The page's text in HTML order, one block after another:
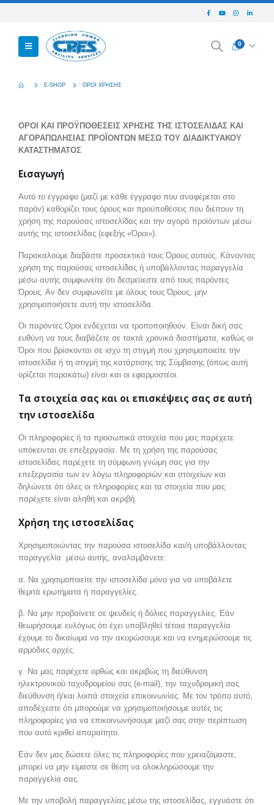
0
E-SHOP ΌΡΟΙ ΧΡΉΣΗΣ
ΟΡΟΙ ΚΑΙ ΠΡΟΫΠΟΘΕΣΕΙΣ ΧΡΗΣΗΣ ΤΗΣ ΙΣΤΟΣΕΛΙΔΑΣ ΚΑΙ
ΑΓΟΡΑΠΩΛΗΣΙΑΣ ΠΡΟΪΟΝΤΩΝ ΜΕΣΩ ΤΟΥ ΔΙΑΔΙΚΤΥΑΚΟΥ
ΚΑΤΑΣΤΗΜΑΤΟΣ
Εισαγωγή
Αυτό το έγγραφο (μαζί με κάθε έγγραφο που αναφέρεται στο
παρόν) καθορίζει τους όρους και προϋποθέσεις που διέπουν τη
χρήση της παρούσας ιστοσελίδας και την αγορά προϊόντων μέσω
αυτής της ιστοσελίδας (εφεξής «Όροι»).
Παρακαλούμε διαβάστε προσεκτικά τους Όρους αυτούς. Κάνοντας
χρήση της παρούσας ιστοσελίδας ή υποβάλλοντας παραγγελία
μέσω αυτής συμφωνείτε ότι δεσμεύεστε από τους παρόντες
Όρους. Αν δεν συμφωνείτε με όλους τους Όρους, μην
χρησιμοποιήσετε αυτή την ιστοσελίδα.
Οι παρόντες Όροι ενδέχεται να τροποποιηθούν. Είναι δική σας
ευθύνη να τους διαβάζετε σε τακτά χρονικά διαστήματα, καθώς οι
Όροι που βρίσκονται σε ισχύ τη στιγμή που χρησιμοποιείτε την
ιστοσελίδα ή τη στιγμή της κατάρτισης της Σύμβασης (όπως αυτή
ορίζεται παρακάτω) είναι και οι εφαρμοστέοι.
Τα στοιχεία σας και οι επισκέψεις σας σε αυτή
την ιστοσελίδα
Οι πληροφορίες ή τα προσωπικά στοιχεία που μας παρέχετε
υπόκεινται σε επεξεργασία. Με τη χρήση της παρούσας
ιστοσελίδας παρέχετε τη σύμφωνη γνώμη σας για την
επεξεργασία των εν λόγω πληροφοριών και στοιχείων και
δηλώνετε ότι όλες οι πληροφορίες και τα στοιχεία που μας
παρέχετε είναι αληθή και ακριβή.
Χρήση της ιστοσελίδας
Χρησιμοποιώντας την παρούσα ιστοσελίδα και/ή υποβάλλοντας
παραγγελία μέσω αυτής, αναλαμβάνετε:
α. Να χρησιμοποιείτε την ιστοσελίδα μόνο για να υποβάλετε
θεμιτά ερωτήματα ή παραγγελίες.
β. Να μην προβαίνετε σε ψευδείς ή δόλιες παραγγελίες. Εάν
θεωρήσουμε ευλόγως ότι έχει υποβληθεί τέτοια παραγγελία
έχουμε το δικαίωμα να την ακυρώσουμε και να ενημερώσουμε τις
αρμόδιες αρχές.
γ. Να μας παρέχετε ορθώς και ακριβώς τη διεύθυνση
ηλεκτρονικού ταχυδρομείου σας (e-mail), την ταχυδρομική σας
διεύθυνση ή/και λοιπά στοιχεία επικοινωνίας. Με τον τρόπο αυτό,
αποδέχεστε ότι μπορούμε να χρησιμοποιήσουμε αυτές τις
πληροφορίες για να επικοινωνήσουμε μαζί σας στην περίπτωση
που αυτό κριθεί απαραίτητο.
Εάν δεν μας δώσετε όλες τις πληροφορίες που χρειαζόμαστε,
μπορεί να μην είμαστε σε θέση να ολοκληρώσουμε την
παραγγελία σας.
Με την υποβολή παραγγελίας μέσω της ιστοσελίδας, εγγυάστε ότι